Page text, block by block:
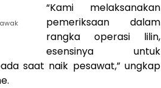
“Kami melaksanakan
pemeriksaan dalam
rangka operasi lilin,
esensinya untuk
saat naik pesawat,” ungkap